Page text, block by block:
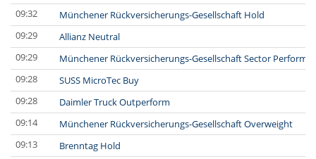
09:32
Münchener Rückversicherungs-Gesellschaft Hold
09:29
Allianz Neutral
09:29
Münchener Rückversicherungs-Gesellschaft Sector Perform
09:28
SUSS MicroTec Buy
09:28
Daimler Truck Outperform
09:14
Münchener Rückversicherungs-Gesellschaft Overweight
09:13
Brenntag Hold